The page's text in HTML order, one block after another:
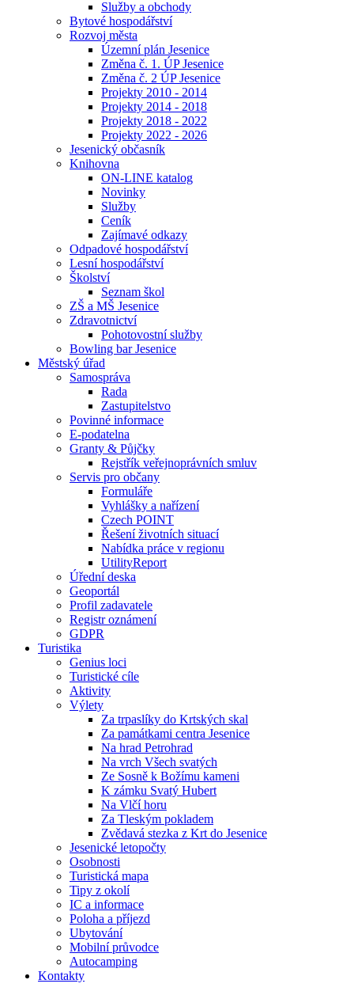
Služby a obchody
Bytové hospodářství
Rozvoj města
Územní plán Jesenice
Změna č. 1. ÚP Jesenice
Změna č. 2 ÚP Jesenice
Projekty 2010 - 2014
Projekty 2014 - 2018
Projekty 2018 - 2022
Projekty 2022 - 2026
Jesenický občasník
Knihovna
ON-LINE katalog
Novinky
Služby
Ceník
Zajímavé odkazy
Odpadové hospodářství
Lesní hospodářství
Školství
Seznam škol
ZŠ a MŠ Jesenice
Zdravotnictví
Pohotovostní služby
Bowling bar Jesenice
Městský úřad
Samospráva
Rada
Zastupitelstvo
Povinné informace
E-podatelna
Granty & Půjčky
Rejstřík veřejnoprávních smluv
Servis pro občany
Formuláře
Vyhlášky a nařízení
Czech POINT
Řešení životních situací
Nabídka práce v regionu
UtilityReport
Úřední deska
Geoportál
Profil zadavatele
Registr oznámení
GDPR
Turistika
Genius loci
Turistické cíle
Aktivity
Výlety
Za trpaslíky do Krtských skal
Za památkami centra Jesenice
Na hrad Petrohrad
Na vrch Všech svatých
Ze Sosně k Božímu kameni
K zámku Svatý Hubert
Na Vlčí horu
Za Tleským pokladem
Zvědavá stezka z Krt do Jesenice
Jesenické letopočty
Osobnosti
Turistická mapa
Tipy z okolí
IC a informace
Poloha a příjezd
Ubytování
Mobilní průvodce
Autocamping
Kontakty